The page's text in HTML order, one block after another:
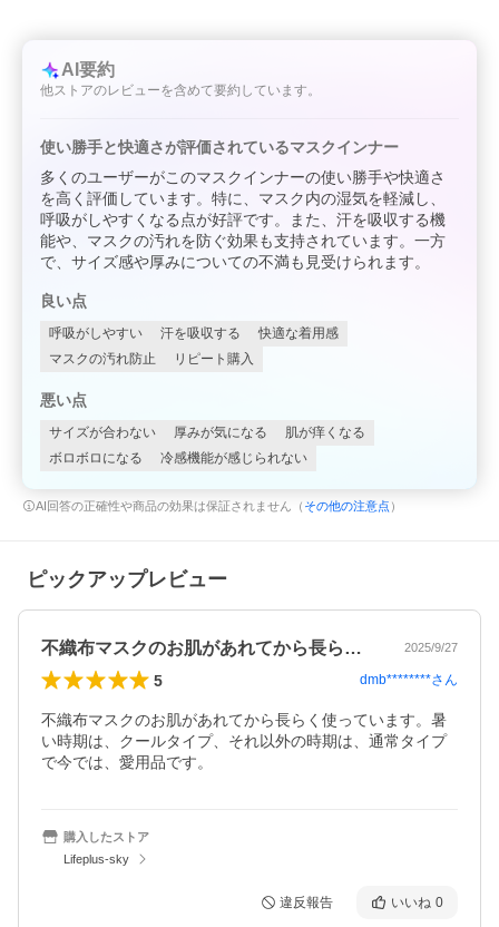
AI要約
他ストアのレビューを含めて要約しています。
使い勝手と快適さが評価されているマスクインナー
多くのユーザーがこのマスクインナーの使い勝手や快適さ
を高く評価しています。特に、マスク内の湿気を軽減し、
呼吸がしやすくなる点が好評です。また、汗を吸収する機
能や、マスクの汚れを防ぐ効果も支持されています。一方
で、サイズ感や厚みについての不満も見受けられます。
良い点
呼吸がしやすい 汗を吸収する
快適な着用感
マスクの汚れ防止
リピート購入
悪い点
サイズが合わない 厚みが気になる
肌が痒くなる
ボロボロになる
冷感機能が感じられない
AI回答の正確性や商品の効果は保証されません（ その他の注意点 ）
ピックアップレビュー
不織布マスクのお肌があれてから長らく使… 2025/9/27
5 dmb********さん
不織布マスクのお肌があれてから長らく使っています。暑
い時期は、クールタイプ、それ以外の時期は、通常タイプ
で今では、愛用品です。
購入したストア
Lifeplus-sky
違反報告 いいね 0